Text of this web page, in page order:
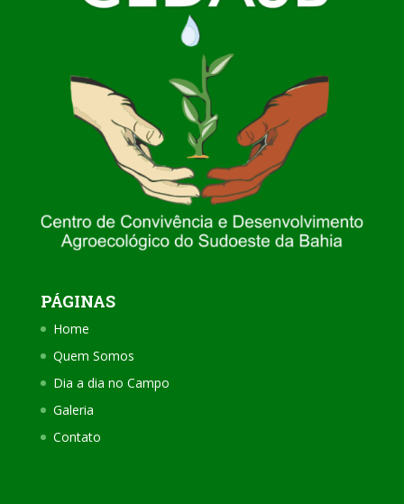
PÁGINAS
Home
Quem Somos
Dia a dia no Campo
Galeria
Contato